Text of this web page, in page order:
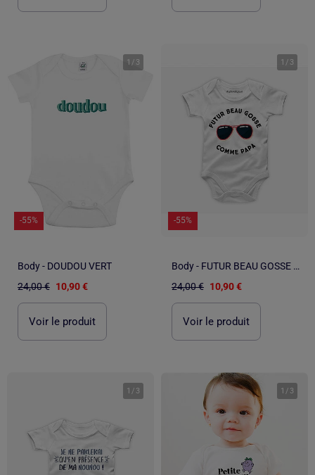
1 / 3
-55%
Body - DOUDOU VERT
24,00 € 10,90 €
Voir le produit
1 / 3
-55%
Body - FUTUR BEAU GOSSE COMME PAPA
24,00 € 10,90 €
Voir le produit
1 / 3 1 / 3